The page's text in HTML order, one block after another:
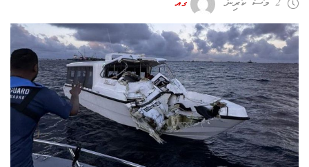
2 މަސް ކުރިން ގއ